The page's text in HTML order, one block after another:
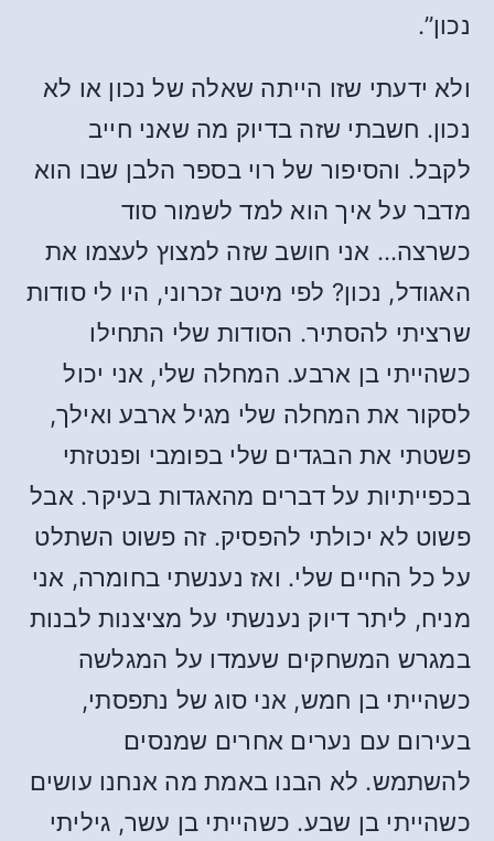
נכון”.
ולא ידעתי שזו הייתה שאלה של נכון או לא
נכון. חשבתי שזה בדיוק מה שאני חייב
לקבל. והסיפור של רוי בספר הלבן שבו הוא
מדבר על איך הוא למד לשמור סוד
כשרצה… אני חושב שזה למצוץ לעצמו את
האגודל, נכון? לפי מיטב זכרוני, היו לי סודות
שרציתי להסתיר. הסודות שלי התחילו
כשהייתי בן ארבע. המחלה שלי, אני יכול
לסקור את המחלה שלי מגיל ארבע ואילך,
פשטתי את הבגדים שלי בפומבי ופנטזתי
בכפייתיות על דברים מהאגדות בעיקר. אבל
פשוט לא יכולתי להפסיק. זה פשוט השתלט
על כל החיים שלי. ואז נענשתי בחומרה, אני
מניח, ליתר דיוק נענשתי על מציצנות לבנות
במגרש המשחקים שעמדו על המגלשה
כשהייתי בן חמש, אני סוג של נתפסתי,
בעירום עם נערים אחרים שמנסים
להשתמש. לא הבנו באמת מה אנחנו עושים
כשהייתי בן שבע. כשהייתי בן עשר, גיליתי